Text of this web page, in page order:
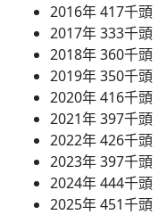
2016年 417千頭
2017年 333千頭
2018年 360千頭
2019年 350千頭
2020年 416千頭
2021年 397千頭
2022年 426千頭
2023年 397千頭
2024年 444千頭
2025年 451千頭